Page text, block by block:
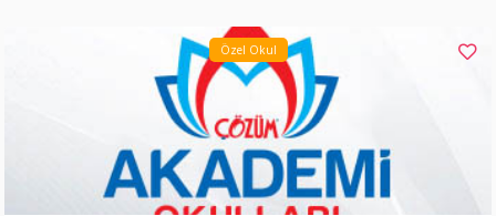
Özel Okul